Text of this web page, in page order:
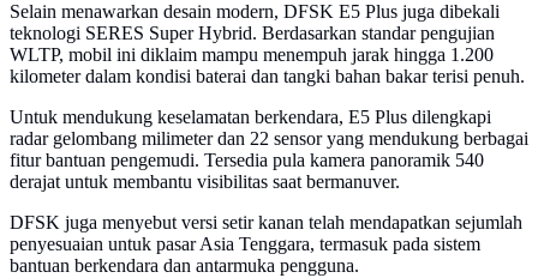
Selain menawarkan desain modern, DFSK E5 Plus juga dibekali
teknologi SERES Super Hybrid. Berdasarkan standar pengujian
WLTP, mobil ini diklaim mampu menempuh jarak hingga 1.200
kilometer dalam kondisi baterai dan tangki bahan bakar terisi penuh.
Untuk mendukung keselamatan berkendara, E5 Plus dilengkapi
radar gelombang milimeter dan 22 sensor yang mendukung berbagai
fitur bantuan pengemudi. Tersedia pula kamera panoramik 540
derajat untuk membantu visibilitas saat bermanuver.
DFSK juga menyebut versi setir kanan telah mendapatkan sejumlah
penyesuaian untuk pasar Asia Tenggara, termasuk pada sistem
bantuan berkendara dan antarmuka pengguna.